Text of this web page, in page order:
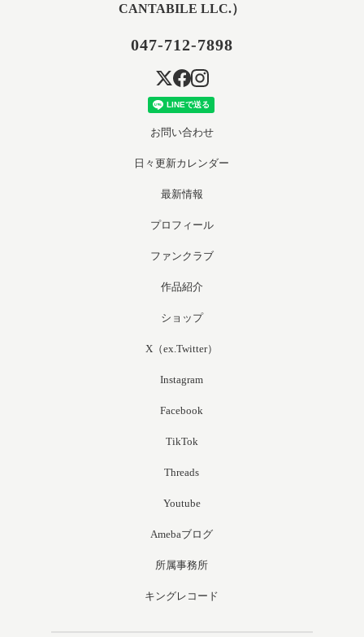
CANTABILE LLC.）
047-712-7898
お問い合わせ
日々更新カレンダー
最新情報
プロフィール
ファンクラブ
作品紹介
ショップ
X（ex.Twitter）
Instagram
Facebook
TikTok
Threads
Youtube
Amebaブログ
所属事務所
キングレコード